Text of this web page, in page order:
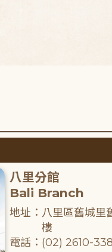
八里分館
Bali Branch
地址：八里區舊城里
樓
電話：(02) 2610-